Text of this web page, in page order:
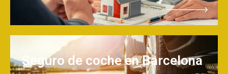
Seguro de coche en Barcelona